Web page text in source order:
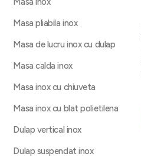
Masa pliabila inox
Masa de lucru inox cu dulap
Masa calda inox
Masa inox cu chiuveta
Masa inox cu blat polietilena
Dulap vertical inox
Dulap suspendat inox